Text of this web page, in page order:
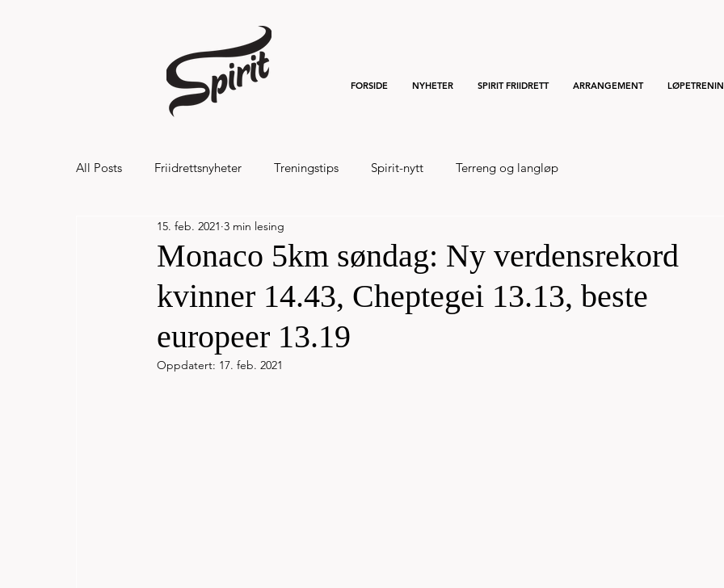
FORSIDE NYHETER SPIRIT FRIIDRETT ARRANGEMENT
All Posts Friidrettsnyheter Treningstips Spirit-nytt Terreng og langløp
Hålandsvannet halvmaraton og 7km 20
Monaco 5km søndag: Ny verdensrekord
kvinner 14.43, Cheptegei 13.13, beste
europeer 13.19
15. feb. 2021 3 min lesing
Oppdatert: 17. feb. 2021